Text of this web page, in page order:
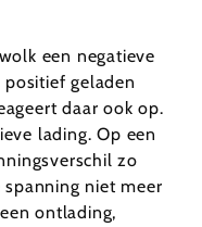
een negatieve
geladen
daar ook op.
lading. Op een
zo
niet meer
ontlading,